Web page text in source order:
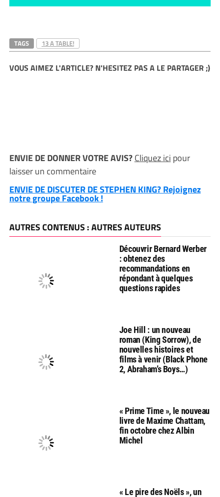
TAGS 13 A TABLE!
VOUS AIMEZ L'ARTICLE? N'HESITEZ PAS A LE PARTAGER ;)
ENVIE DE DONNER VOTRE AVIS?Cliquez ici pour
laisser un commentaire
ENVIE DE DISCUTER DE STEPHEN KING? Rejoignez
notre groupe Facebook !
AUTRES CONTENUS : AUTRES AUTEURS
Découvrir Bernard Werber
: obtenez des
recommandations en
répondant à quelques
questions rapides
Joe Hill : un nouveau
roman (King Sorrow), de
nouvelles histoires et
films à venir (Black Phone
2, Abraham’s Boys…)
« Prime Time », le nouveau
livre de Maxime Chattam,
fin octobre chez Albin
Michel
« Le pire des Noëls », un